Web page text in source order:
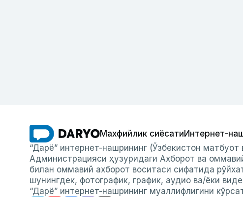
Махфийлик сиёсатиИнтернет-
“Дарё” интернет-нашрининг (Ўзбекистон
Администрацияси ҳузуридаги Ахборот ва
билан оммавий ахборот воситаси сифатида
шунингдек, фотографик, график, аудио ва/ёки
“Дарё” интернет-нашрининг муаллифлигини